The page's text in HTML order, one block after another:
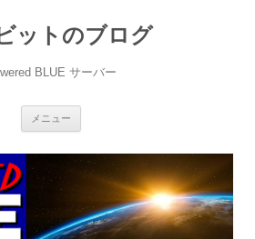
ットのブログ
BLUE サーバー
メニュー
ツ
ッ
プ